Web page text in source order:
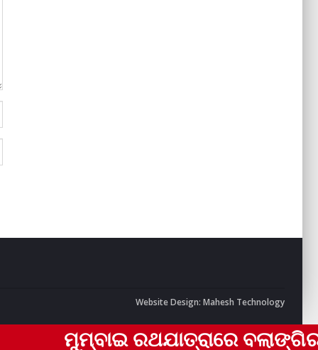
Website Design: Mahesh Technology
ରଥଯାତ୍ରାରେ ବଲାଙ୍ଗିରର ଟିମ୍